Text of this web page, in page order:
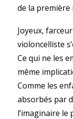
de la
Joyeux,
violoncelliste
Ce qui ne les
même
Comme les
absorbés par
l’imaginaire le